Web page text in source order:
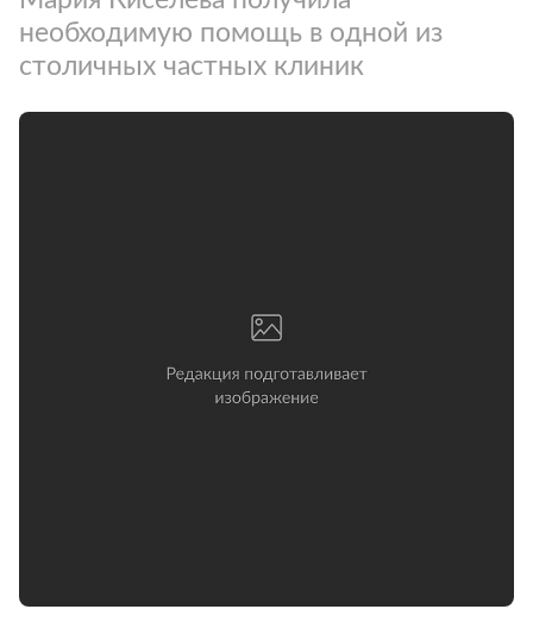
необходимую помощь в одной из
столичных частных клиник